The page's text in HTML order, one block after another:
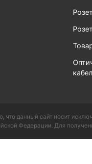
данный сайт носит
Федерации. Для